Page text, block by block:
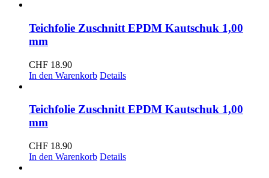
Teichfolie Zuschnitt EPDM Kautschuk 1,00
mm
CHF 18.90
In den Warenkorb Details
Teichfolie Zuschnitt EPDM Kautschuk 1,00
mm
CHF 18.90
In den Warenkorb Details